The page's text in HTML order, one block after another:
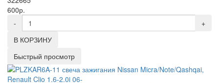
600р.
-
+
В КОРЗИНУ
Быстрый просмотр